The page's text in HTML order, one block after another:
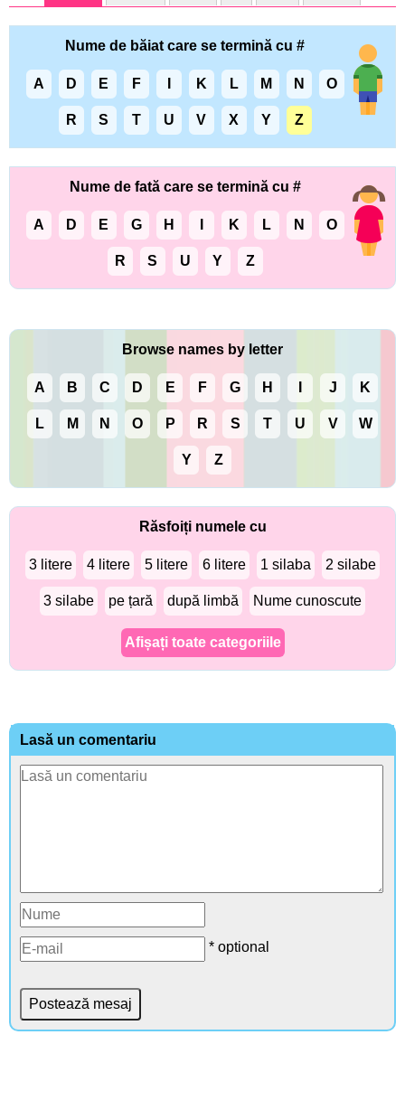
Nume de băiat care se termină cu #
A D E F K L M N O
R S T U V X Y Z
Nume de fată care se termină cu #
A D E G H K L N O
R S U Y Z
Browse names by letter
A B C D E F G H J K
L M N O P R S T U V W
Y Z
Răsfoiți numele cu
3 litere 4 litere 5 litere 6 litere 1 silaba 2 silabe
3 silabe pe țară după limbă Nume cunoscute
Afișați toate categoriile
Lasă un comentariu
* optional